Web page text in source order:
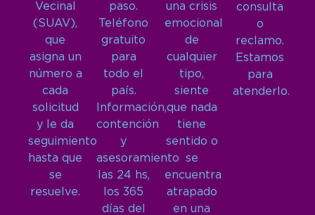
Vecinal
(SUAV),
que
asigna un
número a
cada
solicitud
y le da
seguimiento
hasta que
se
resuelve.
paso.
Teléfono
gratuito
para
todo el
país.
Información,
contención
y
asesoramiento
las 24 hs,
los 365
días del
una crisis
emocional
de
cualquier
tipo,
siente
que nada
tiene
sentido o
se
encuentra
atrapado
en una
consulta
o
reclamo.
Estamos
para
atenderlo.